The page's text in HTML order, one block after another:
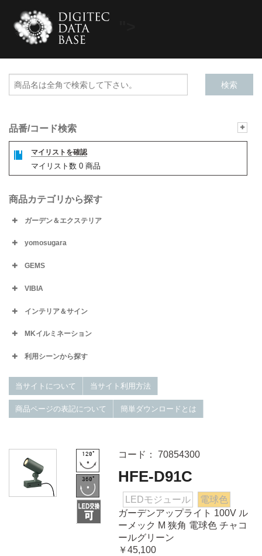
品番/コード検索
マイリストを確認
マイリスト数 0 商品
商品カテゴリから探す
ガーデン＆エクステリア
yomosugara
GEMS
VIBIA
インテリア＆サイン
MKイルミネーション
利用シーンから探す
当サイトについて 当サイト利用方法
商品ページの表記について 簡単ダウンロードとは
コード： 70854300
HFE-D91C
LEDモジュール
電球色
ガーデンアップライト 100V ル
ーメック M 狭角 電球色 チャコ
ールグリーン
￥45,100